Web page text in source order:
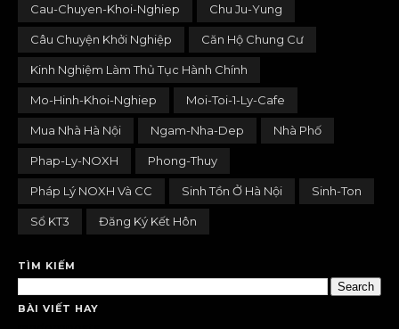
Cau-Chuyen-Khoi-Nghiep Chu Ju-Yung
Câu Chuyện Khởi Nghiệp Căn Hộ Chung Cư
Kinh Nghiệm Làm Thủ Tục Hành Chính
Mo-Hinh-Khoi-Nghiep Moi-Toi-1-Ly-Cafe
Mua Nhà Hà Nội Ngam-Nha-Dep Nhà Phố
Phap-Ly-NOXH Phong-Thuy
Pháp Lý NOXH Và CC Sinh Tồn Ở Hà Nội Sinh-Ton
Sổ KT3 Đăng Ký Kết Hôn
TÌM KIẾM
BÀI VIẾT HAY